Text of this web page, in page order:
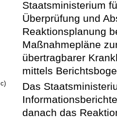
Staatsministerium
Überprüfung und
Reaktionsplanung
Maßnahmepläne
übertragbarer
mittels
c)
Das
danach das